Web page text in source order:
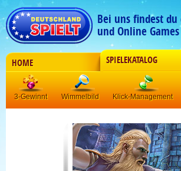
Bei uns findest
und Online
HOME SPIELEKATALOG
3-Gewinnt Wimmelbild Klick-Management